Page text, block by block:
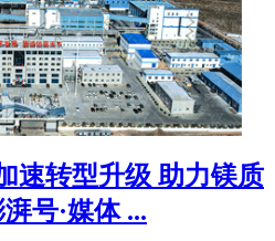
速转型升级 助力镁质
号·媒体 ...